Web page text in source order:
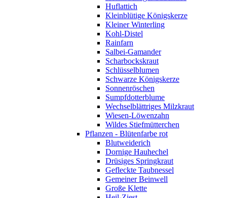
Huflattich
Kleinblütige Königskerze
Kleiner Winterling
Kohl-Distel
Rainfarn
Salbei-Gamander
Scharbockskraut
Schlüsselblumen
Schwarze Königskerze
Sonnenröschen
Sumpfdotterblume
Wechselblättriges Milzkraut
Wiesen-Löwenzahn
Wildes Stiefmütterchen
Pflanzen - Blütenfarbe rot
Blutweiderich
Dornige Hauhechel
Drüsiges Springkraut
Gefleckte Taubnessel
Gemeiner Beinwell
Große Klette